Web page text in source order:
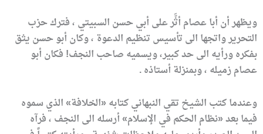
ويظهر أن أبا عصام أثَّر على أبي حسن السبيتي ، فترك حزب
التحرير واتجها الى تأسيس تنظيم الدعوة ، وكان أبو حسن يثق
بفكره ورأيه الى حد كبير، ويسميه صاحب النجف! فكان أبو
عصام زميله ، وبمنزلة أستاذه .
وعندما كتب الشيخ تقي النبهاني كتابه «الخلافة» الذي سموه
فيما بعد «نظام الحكم في الإسلام» أرسله الى النجف ، فرآه